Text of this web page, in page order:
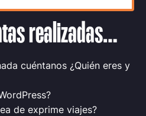
realizadas…
cuéntanos ¿Quién eres y
de exprime viajes?